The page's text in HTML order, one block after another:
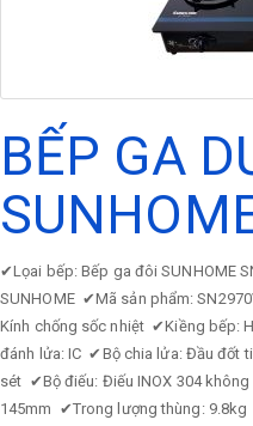
BẾP GA
✔Lọai bếp: Bếp ga đôi SUNHOME
SUNHOME ✔Mã sản phẩm:
Kính chống sốc nhiệt ✔Kiềng bếp:
đánh lửa: IC ✔ Bộ chia lửa: Đầu đốt
sét ✔Bộ điếu: Điếu INOX 304 không
145mm ✔Trong lượng thùng: 9.8kg